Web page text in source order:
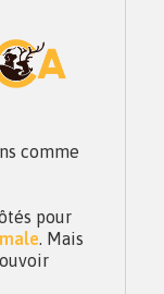
comme
pour
. Mais